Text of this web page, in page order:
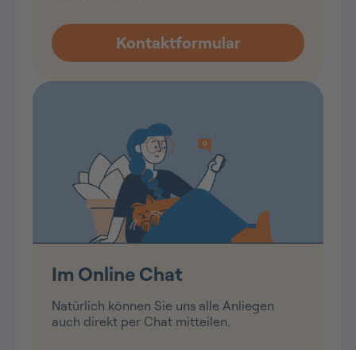
Im Online Chat
Natürlich können Sie uns alle Anliegen
auch direkt per Chat mitteilen.